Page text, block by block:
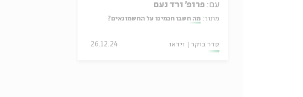
עם: פרופ' ורד נעם
מתוך: מה חשבו חכמינו על החשמונאים?
סדר בוקר וידאו 26.12.24